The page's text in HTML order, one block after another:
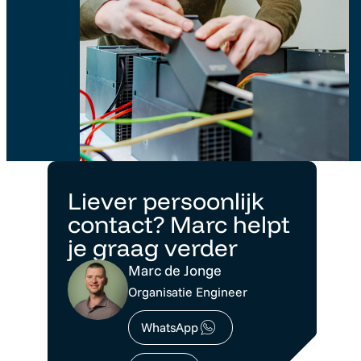
Liever persoonlijk
contact? Marc helpt
je graag verder
Marc de Jonge
Organisatie Engineer
WhatsApp